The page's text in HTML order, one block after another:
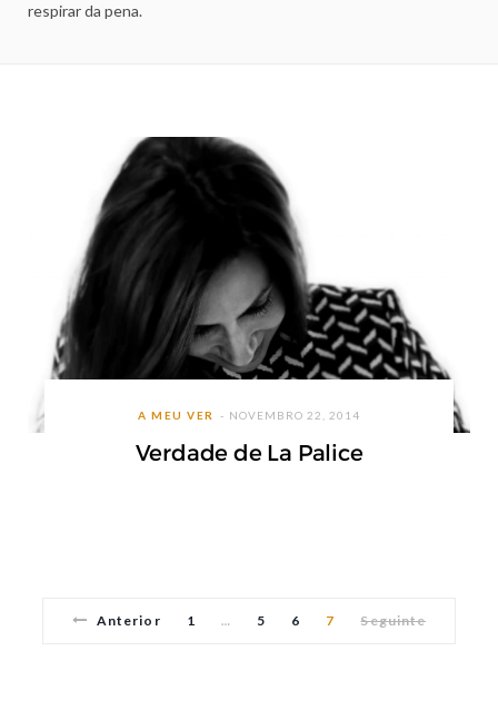
respirar da pena.
A MEU VER NOVEMBRO 22, 2014
Verdade de La Palice
Anterior 1 … 5 6 7 Seguinte